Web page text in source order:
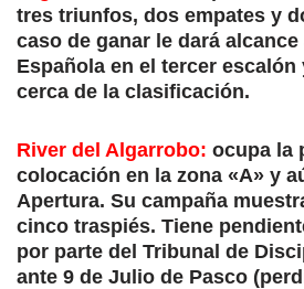
tres triunfos, dos empates y
caso de ganar le dará
Española en el tercer escalón
cerca de la clasificación.
River del Algarrobo: ocupa la
colocación en la zona «A» y
Apertura. Su campaña
cinco traspiés. Tiene
por parte del Tribunal de
ante 9 de Julio de Pasco